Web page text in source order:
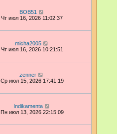
BOB51
Чт июл 16, 2026 11:02:37
micha2005
Чт июл 16, 2026 10:21:51
zenner
Ср июл 15, 2026 17:41:19
Indikamenta
Пн июл 13, 2026 22:15:09